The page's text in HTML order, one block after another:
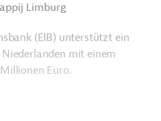
Limburg
(EIB) unterstützt ein
mit einem
Euro.